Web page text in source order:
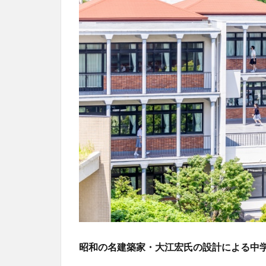
昭和の名建築家・大江宏氏の設計による中